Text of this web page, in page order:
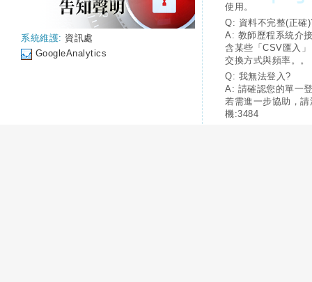
系統維護: 資訊處
GoogleAnalytics
使用。
Q: 資料不完整(正確
A: 教師歷程系統介
含某些「CSV匯入
交換方式與頻率。。
Q: 我無法登入?
A: 請確認您的單一
若需進一步協助，
機:3484